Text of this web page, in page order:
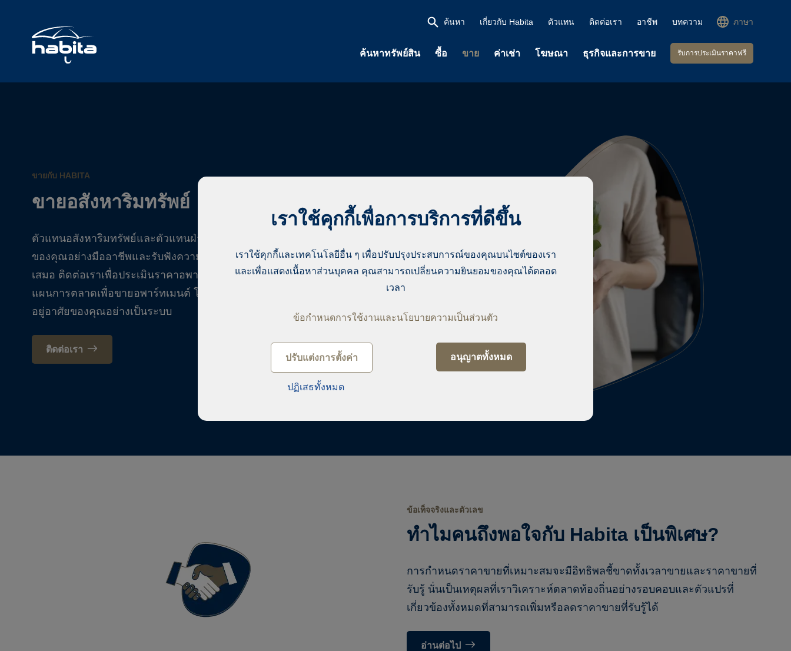
ค้นหาทรัพย์สิน ซื้อ ขาย ค่าเช่า โฆษณา ธุรกิจและการขาย รับการประเมินราคาฟรี
ค้นหา เกี่ยวกับ Habita ตัวแทน ติดต่อเรา อาชีพ บทความ ภาษา
ขายกับ HABITA
ขายอสังหาริมทรัพย์
ตัวแทนอสังหาริมทรัพย์และตัวแทนฝ่ายขายของ Habita จะขายอพาร์ทเมนท์
ของคุณอย่างมืออาชีพและรับฟังความเห็นของคุณในฐานะเจ้าของทรัพย์สิน
เสมอ ติดต่อเราเพื่อประเมินราคาอพาร์ทเมนต์ฟรี ในขณะเดียวกันเราจะทำ
แผนการตลาดเพื่อขายอพาร์ทเมนต์ โทรหรือแวะมาแล้วเราจะจัดการปัญหาที่
อยู่อาศัยของคุณอย่างเป็นระบบ
ติดต่อเรา
ข้อเท็จจริงและตัวเลข
ทำไมคนถึงพอใจกับ Habita เป็นพิเศษ?
การกำหนดราคาขายที่เหมาะสมจะมีอิทธิพลชี้ขาดทั้งเวลาขายและราคาขายที่
รับรู้ นั่นเป็นเหตุผลที่เราวิเคราะห์ตลาดท้องถิ่นอย่างรอบคอบและตัวแปรที่
เกี่ยวข้องทั้งหมดที่สามารถเพิ่มหรือลดราคาขายที่รับรู้ได้
อ่านต่อไป
เราใช้คุกกี้เพื่อการบริการที่ดีขึ้น
เราใช้คุกกี้และเทคโนโลยีอื่น ๆ เพื่อปรับปรุงประสบการณ์ของคุณบนไซต์ของเรา
และเพื่อแสดงเนื้อหาส่วนบุคคล คุณสามารถเปลี่ยนความยินยอมของคุณได้ตลอด
เวลา
ข้อกำหนดการใช้งานและนโยบายความเป็นส่วนตัว
ปรับแต่งการตั้งค่า
ปฏิเสธทั้งหมด
อนุญาตทั้งหมด